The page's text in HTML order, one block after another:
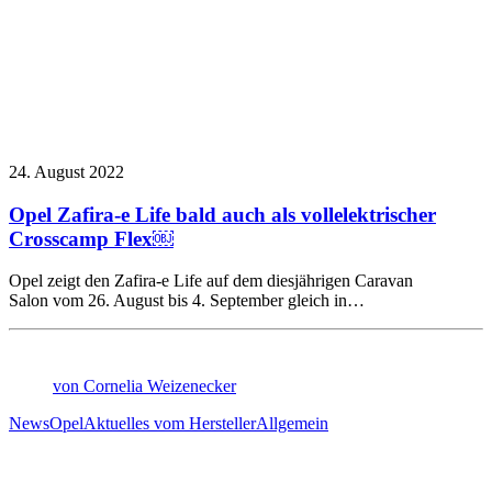
24. August 2022
Opel Zafira-e Life bald auch als vollelektrischer
Crosscamp Flex￼
Opel zeigt den Zafira-e Life auf dem diesjährigen Caravan
Salon vom 26. August bis 4. September gleich in…
von Cornelia Weizenecker
NewsOpelAktuelles vom HerstellerAllgemein